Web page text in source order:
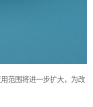
范围将进一步扩大，为改